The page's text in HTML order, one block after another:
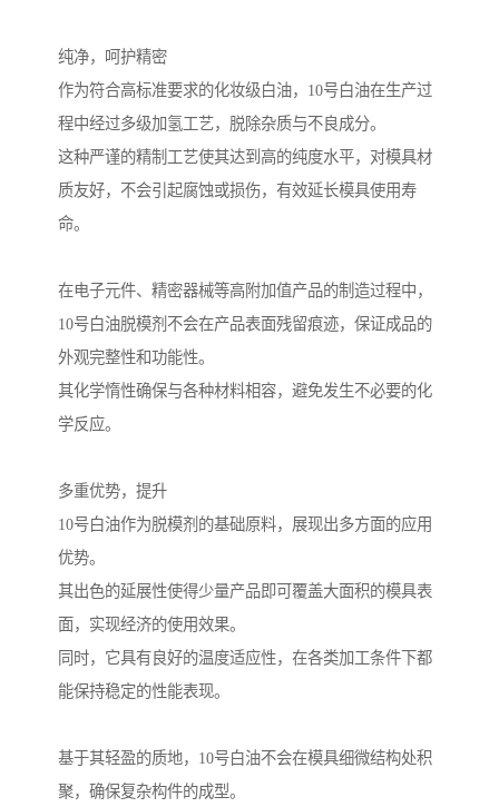
纯净，呵护精密
作为符合高标准要求的化妆级白油，10号白油在生产过
程中经过多级加氢工艺，脱除杂质与不良成分。
这种严谨的精制工艺使其达到高的纯度水平，对模具材
质友好，不会引起腐蚀或损伤，有效延长模具使用寿
命。
在电子元件、精密器械等高附加值产品的制造过程中，
10号白油脱模剂不会在产品表面残留痕迹，保证成品的
外观完整性和功能性。
其化学惰性确保与各种材料相容，避免发生不必要的化
学反应。
多重优势，提升
10号白油作为脱模剂的基础原料，展现出多方面的应用
优势。
其出色的延展性使得少量产品即可覆盖大面积的模具表
面，实现经济的使用效果。
同时，它具有良好的温度适应性，在各类加工条件下都
能保持稳定的性能表现。
基于其轻盈的质地，10号白油不会在模具细微结构处积
聚，确保复杂构件的成型。